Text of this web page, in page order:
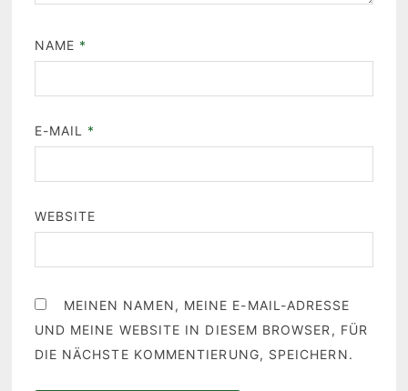
NAME *
E-MAIL *
WEBSITE
MEINEN NAMEN, MEINE E-MAIL-ADRESSE
UND MEINE WEBSITE IN DIESEM BROWSER, FÜR
DIE NÄCHSTE KOMMENTIERUNG, SPEICHERN.